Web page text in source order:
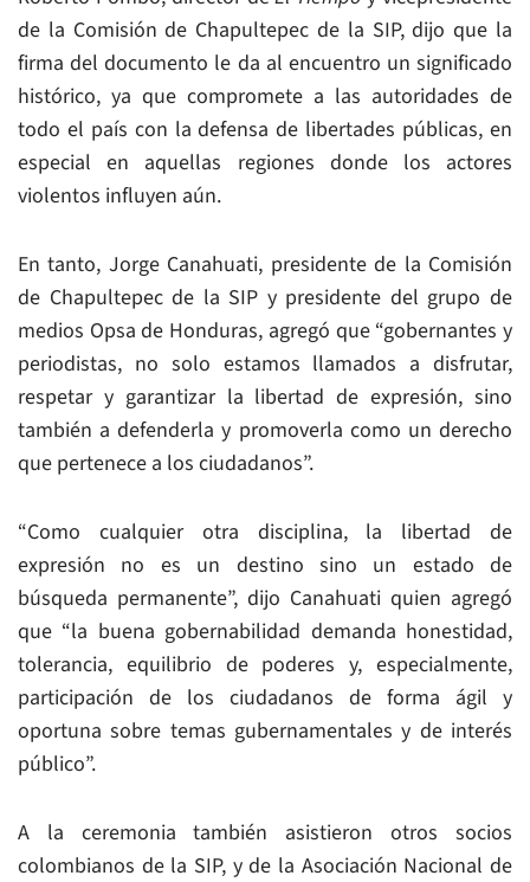
de la Comisión de Chapultepec de la SIP, dijo que la
firma del documento le da al encuentro un significado
histórico, ya que compromete a las autoridades de
todo el país con la defensa de libertades públicas, en
especial en aquellas regiones donde los actores
violentos influyen aún.
En tanto, Jorge Canahuati, presidente de la Comisión
de Chapultepec de la SIP y presidente del grupo de
medios Opsa de Honduras, agregó que “gobernantes y
periodistas, no solo estamos llamados a disfrutar,
respetar y garantizar la libertad de expresión, sino
también a defenderla y promoverla como un derecho
que pertenece a los ciudadanos”.
“Como cualquier otra disciplina, la libertad de
expresión no es un destino sino un estado de
búsqueda permanente”, dijo Canahuati quien agregó
que “la buena gobernabilidad demanda honestidad,
tolerancia, equilibrio de poderes y, especialmente,
participación de los ciudadanos de forma ágil y
oportuna sobre temas gubernamentales y de interés
público”.
A la ceremonia también asistieron otros socios
colombianos de la SIP, y de la Asociación Nacional de